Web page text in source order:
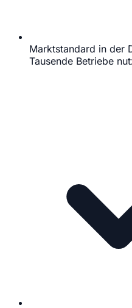
Marktstandard in der
Tausende Betriebe